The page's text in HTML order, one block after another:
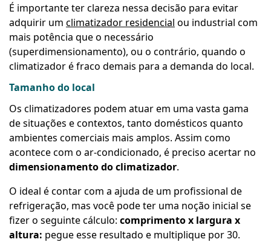
É importante ter clareza nessa decisão para evitar
adquirir um climatizador residencial ou industrial com
mais potência que o necessário
(superdimensionamento), ou o contrário, quando o
climatizador é fraco demais para a demanda do local.
Tamanho do local
Os climatizadores podem atuar em uma vasta gama
de situações e contextos, tanto domésticos quanto
ambientes comerciais mais amplos. Assim como
acontece com o ar-condicionado, é preciso acertar no
dimensionamento do climatizador.
O ideal é contar com a ajuda de um profissional de
refrigeração, mas você pode ter uma noção inicial se
fizer o seguinte cálculo: comprimento x largura x
altura: pegue esse resultado e multiplique por 30.